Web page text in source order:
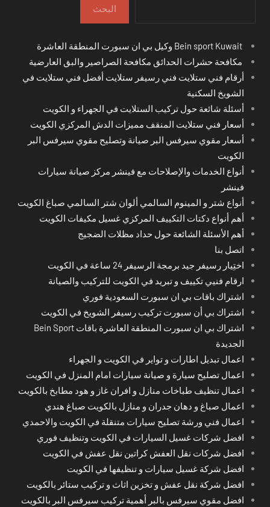
البحث
مكافحة حشرات الحدائق مكافحة الصراصير والبق العارضية
أرقام فني ستلايت فني رسيفر ستلايت أفضل فني ستلايت في
الشويخ السكنية
أسئلة شائعة حول تركيب الستلايت في الجهراء و الكويت
أسعار فني ستلايت المنقف مميزات الدش المركزي الكويت
أسعار مقوي سيرفس البر صيانة وتصليح مقوي سيرفس البر
الكويت
أنواع الخدمات والإصلاحات مع فينشر مركز صيانة سيارات
فينشر
أنواع شتر و المينوم السالمي ألوان شتر السالمي صباغ الكويت
أهم أنواع دكتات التكييف المركزي غسيل مكيفات الكويت
أهم الأسئلة الشائعة حول حداد مظلات الضجيج
اتصل بنا
اختِيار رسيفر جيد برمجة الرسيفر 24 ساعة في الكويت
ارقام فنيي تكييف و تبريد في الكويت للتركيب والصيانة
اشتراك باقات بي ان سبورت السعودية فوري
اشتراك بي أن سبورت تركيب رسيفر الشويخ في الكويت
اشتراك بي ان سبورت المنطقة العاشرة باقات Bein Sport
الجديدة
اعمال تبديل اطارات و تواير في الكويت و الجهراء
اعمال تصليح سيارة و صيانة سيارات امام المنزل في الكويت
اعمال تنظيف طباخات منازل و افران غاز و هود مطابخ بالكويت
اعمال صباغ و دهان جدران و منازل بالكويت صباغ هندي
اعمال فني ورشة تصليح سيارات متنقلة في الكويت والاحمدي
افضل شركات غسيل السيارات في الكويت وتنظيف فوري
افضل شركات نقل العفش كراتين نقل عفش في الكويت
افضل شركة غسيل سيارات و تنظيفها في الكويت
افضل شركة نقل عفش و تخزين اثاث و تركيب ستائر بالكويت
افضل مقوي سيرفس بالبر أهمية تركيب سيرفس البر بالكويت